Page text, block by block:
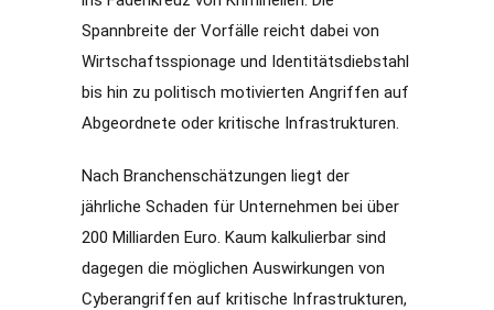
Spannbreite der Vorfälle reicht dabei von
Wirtschaftsspionage und Identitätsdiebstahl
bis hin zu politisch motivierten Angriffen auf
Abgeordnete oder kritische Infrastrukturen.
Nach Branchenschätzungen liegt der
jährliche Schaden für Unternehmen bei über
200 Milliarden Euro. Kaum kalkulierbar sind
dagegen die möglichen Auswirkungen von
Cyberangriffen auf kritische Infrastrukturen,